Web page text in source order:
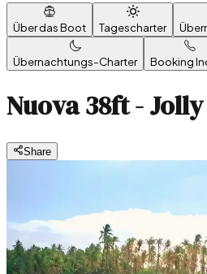
Über das Boot Tagescharter
Übernachtungs-Charter Booking
Nuova 38ft -
Share